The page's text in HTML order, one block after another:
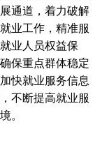
通道，着力破解
业工作，精准服
业人员权益保
保重点群体稳定
快就业服务信息
不断提高就业服
。